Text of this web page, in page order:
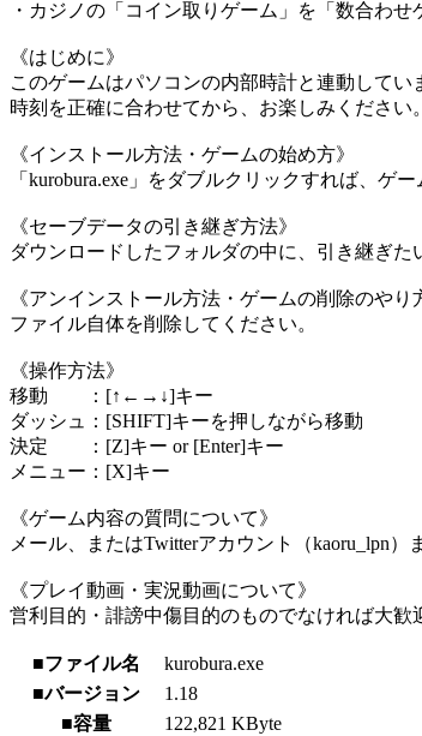
・カジノの「コイン取りゲーム」を「数合わせ
《はじめに》
このゲームはパソコンの内部時計と連動してい
時刻を正確に合わせてから、お楽しみください。
《インストール方法・ゲームの始め方》
「kurobura.exe」をダブルクリックすれば、ゲ
《セーブデータの引き継ぎ方法》
ダウンロードしたフォルダの中に、引き継ぎた
《アンインストール方法・ゲームの削除のやり
ファイル自体を削除してください。
《操作方法》
移動 ：[↑←→↓]キー
ダッシュ：[SHIFT]キーを押しながら移動
決定 ：[Z]キー or [Enter]キー
メニュー：[X]キー
《ゲーム内容の質問について》
メール、またはTwitterアカウント（kaoru_lpn）
《プレイ動画・実況動画について》
営利目的・誹謗中傷目的のものでなければ大歓
■ファイル名
kurobura.exe
■バージョン
1.18
■容量
122,821 KByte